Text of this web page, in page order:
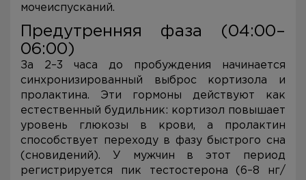
мочеиспусканий.
Предутренняя фаза (04:00–
06:00)
За 2–3 часа до пробуждения начинается
синхронизированный выброс кортизола и
пролактина. Эти гормоны действуют как
естественный будильник: кортизол повышает
уровень глюкозы в крови, а пролактин
способствует переходу в фазу быстрого сна
(сновидений). У мужчин в этот период
регистрируется пик тестостерона (6–8 нг/